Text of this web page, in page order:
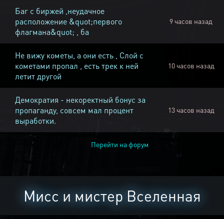
Баг с биржей ,неудачное
расположение &quot;первого
флагмана&quot; , ба
9 часов назад
Не вижу кометы, а они есть , Слой с
кометами пропал , есть трек к ней
летит другой
10 часов назад
Демократия - некоректный бонус за
пропаганду, совсем мал процент
выработки.
13 часов назад
Перейти на форум
Мисс и мистер Вселенная